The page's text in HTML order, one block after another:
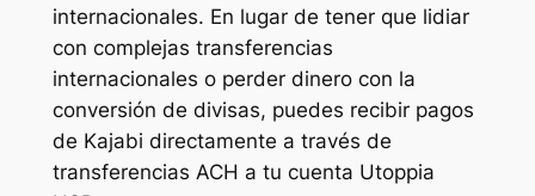
internacionales. En lugar de tener que lidiar
con complejas transferencias
internacionales o perder dinero con la
conversión de divisas, puedes recibir pagos
de Kajabi directamente a través de
transferencias ACH a tu cuenta Utoppia